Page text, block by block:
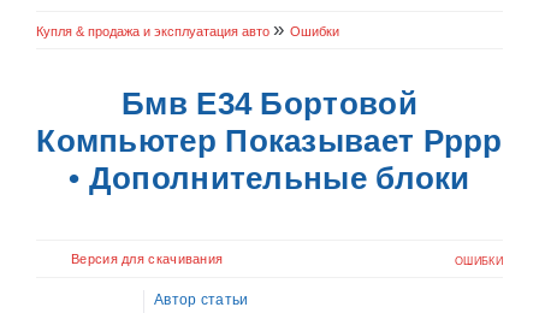
Купля & продажа и эксплуатация авто » Ошибки
Бмв Е34 Бортовой
Компьютер Показывает Рррр
• Дополнительные блоки
Версия для скачивания ОШИБКИ
Автор статьи